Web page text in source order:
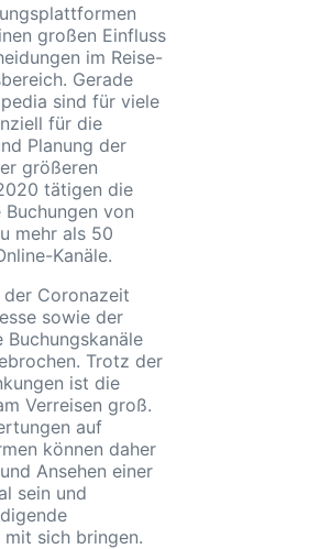
großen Einfluss
im Reise-
Gerade
sind für viele
für die
Planung der
größeren
tätigen die
Buchungen von
mehr als 50
Kanäle.
Coronazeit
sowie der
Trotz der
ist die
Verreisen groß.
auf
können daher
Ansehen einer
sein und
mit sich bringen.